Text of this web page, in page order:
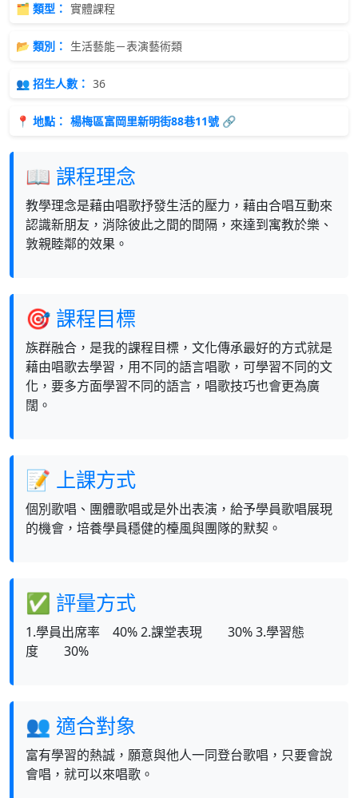
🗂 類型： 實體課程
📂 類別： 生活藝能－表演藝術類
👥 招生人數： 36
📍 地點： 楊梅區富岡里新明街88巷11號 🔗
📖 課程理念
教學理念是藉由唱歌抒發生活的壓力，藉由合唱互動來
認識新朋友，消除彼此之間的間隔，來達到寓教於樂、
敦親睦鄰的效果。
🎯 課程目標
族群融合，是我的課程目標，文化傳承最好的方式就是
藉由唱歌去學習，用不同的語言唱歌，可學習不同的文
化，要多方面學習不同的語言，唱歌技巧也會更為廣
闊。
📝 上課方式
個別歌唱、團體歌唱或是外出表演，給予學員歌唱展現
的機會，培養學員穩健的檯風與團隊的默契。
✅ 評量方式
1.學員出席率 40% 2.課堂表現 30% 3.學習態
度 30%
👥 適合對象
富有學習的熱誠，願意與他人一同登台歌唱，只要會說
會唱，就可以來唱歌。